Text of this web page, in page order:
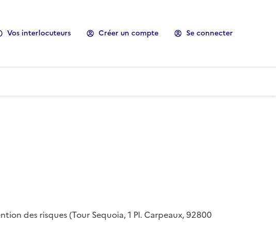
Vos interlocuteurs Créer un compte Se connecter
des risques (Tour Sequoia, 1 Pl. Carpeaux, 92800